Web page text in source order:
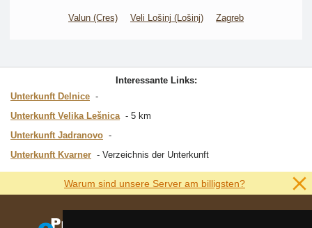
Valun (Cres) Veli Lošinj (Lošinj) Zagreb
Interessante Links:
Unterkunft Delnice
Unterkunft Velika Lešnica
5 km
Unterkunft Jadranovo
Unterkunft Kvarner
Verzeichnis der Unterkunft
Warum sind unsere Server am billigsten?